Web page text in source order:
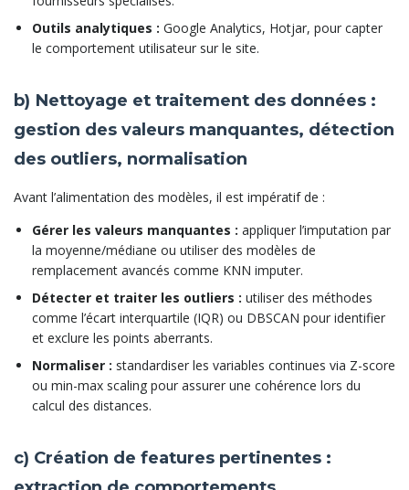
Outils analytiques : Google Analytics, Hotjar, pour capter
le comportement utilisateur sur le site.
b) Nettoyage et traitement des données :
gestion des valeurs manquantes, détection
des outliers, normalisation
Avant l’alimentation des modèles, il est impératif de :
Gérer les valeurs manquantes : appliquer l’imputation par
la moyenne/médiane ou utiliser des modèles de
remplacement avancés comme KNN imputer.
Détecter et traiter les outliers : utiliser des méthodes
comme l’écart interquartile (IQR) ou DBSCAN pour identifier
et exclure les points aberrants.
Normaliser : standardiser les variables continues via Z-score
ou min-max scaling pour assurer une cohérence lors du
calcul des distances.
c) Création de features pertinentes :